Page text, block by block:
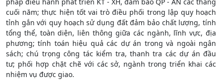
cuối năm; thực hiện tốt vai trò điều phối trong lập quy hoạch
tỉnh gắn với quy hoạch sử dụng đất đảm bảo chất lượng, tính
tổng thể, toàn diện, liên thông giữa các ngành, lĩnh vực, địa
phương; tính toán hiệu quả các dự án trong và ngoài ngân
sách; chú trọng công tác kiểm tra, thanh tra các dự án đầu
tư; phối hợp chặt chẽ với các sở, ngành trong triển khai các
nhiệm vụ được giao.